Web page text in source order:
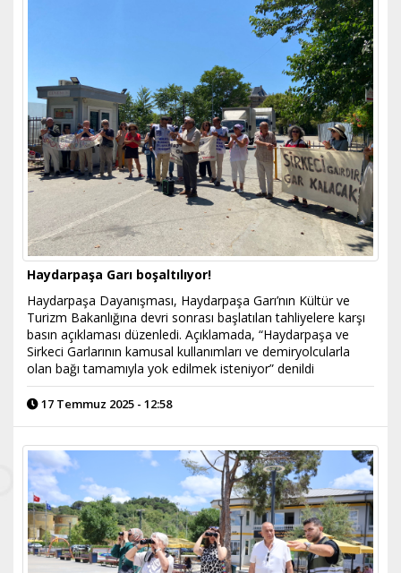
Haydarpaşa Garı boşaltılıyor!
Haydarpaşa Dayanışması, Haydarpaşa Garı’nın Kültür ve
Turizm Bakanlığına devri sonrası başlatılan tahliyelere karşı
basın açıklaması düzenledi. Açıklamada, “Haydarpaşa ve
Sirkeci Garlarının kamusal kullanımları ve demiryolcularla
olan bağı tamamıyla yok edilmek isteniyor” denildi
17 Temmuz 2025 - 12:58